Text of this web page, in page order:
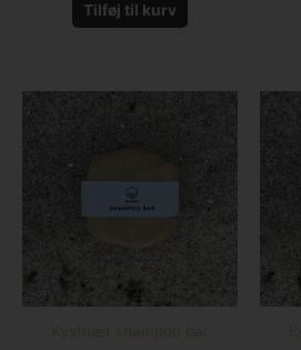
Tilføj til kurv